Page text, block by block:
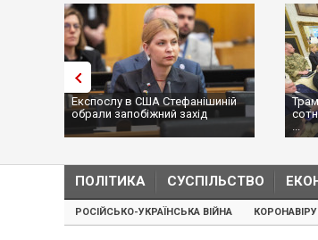
Експослу в США Стефанішиній
обрали запобіжний захід
...
ПОЛІТИКА СУСПІЛЬСТВО
РОСІЙСЬКО-УКРАЇНСЬКА ВІЙНА